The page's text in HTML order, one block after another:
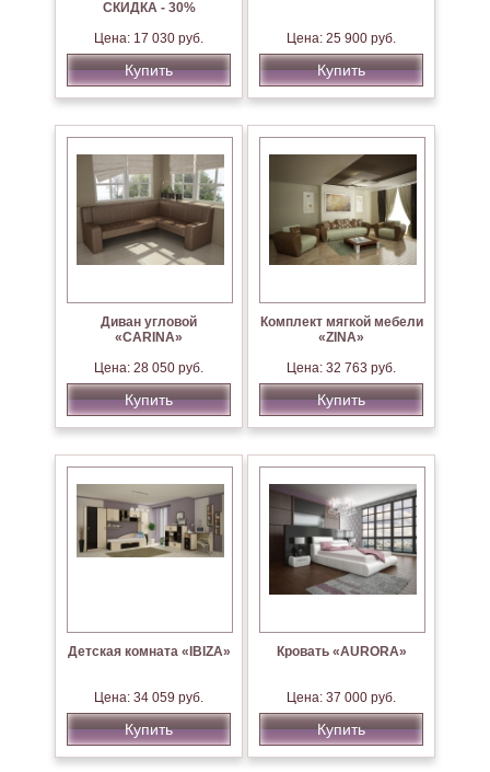
СКИДКА - 30%
Цена: 17 030 руб.
Купить
Цена: 25 900 руб.
Купить
Диван угловой
«CARINA»
Цена: 28 050 руб.
Купить
Комплект мягкой мебели
«ZINA»
Цена: 32 763 руб.
Купить
Детская комната «IBIZA»
Цена: 34 059 руб.
Купить
Кровать «AURORA»
Цена: 37 000 руб.
Купить